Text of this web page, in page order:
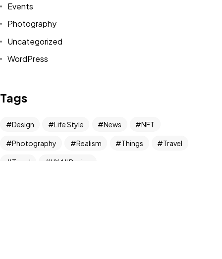
Events
Photography
Uncategorized
WordPress
Tags
Design Life Style News NFT
Photography Realism Things Travel
Trend UX/UI Design
©2026 All rights reserved | Water Wood Life Academy Inc.